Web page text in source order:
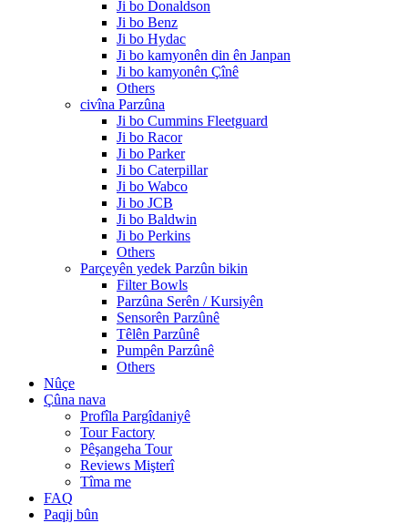
Ji bo Donaldson
Ji bo Benz
Ji bo Hydac
Ji bo kamyonên din ên Janpan
Ji bo kamyonên Çînê
Others
civîna Parzûna
Ji bo Cummins Fleetguard
Ji bo Racor
Ji bo Parker
Ji bo Caterpillar
Ji bo Wabco
Ji bo JCB
Ji bo Baldwin
Ji bo Perkins
Others
Parçeyên yedek Parzûn bikin
Filter Bowls
Parzûna Serên / Kursiyên
Sensorên Parzûnê
Têlên Parzûnê
Pumpên Parzûnê
Others
Nûçe
Çûna nava
Profîla Pargîdaniyê
Tour Factory
Pêşangeha Tour
Reviews Mişterî
Tîma me
FAQ
Paqij bûn